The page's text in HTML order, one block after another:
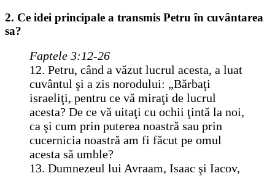
2. Ce idei principale a transmis Petru în cuvântarea
sa?
Faptele 3:12-26
12. Petru, când a văzut lucrul acesta, a luat
cuvântul şi a zis norodului: „Bărbaţi
israeliţi, pentru ce vă miraţi de lucrul
acesta? De ce vă uitaţi cu ochii ţintă la noi,
ca şi cum prin puterea noastră sau prin
cucernicia noastră am fi făcut pe omul
acesta să umble?
13. Dumnezeul lui Avraam, Isaac şi Iacov,